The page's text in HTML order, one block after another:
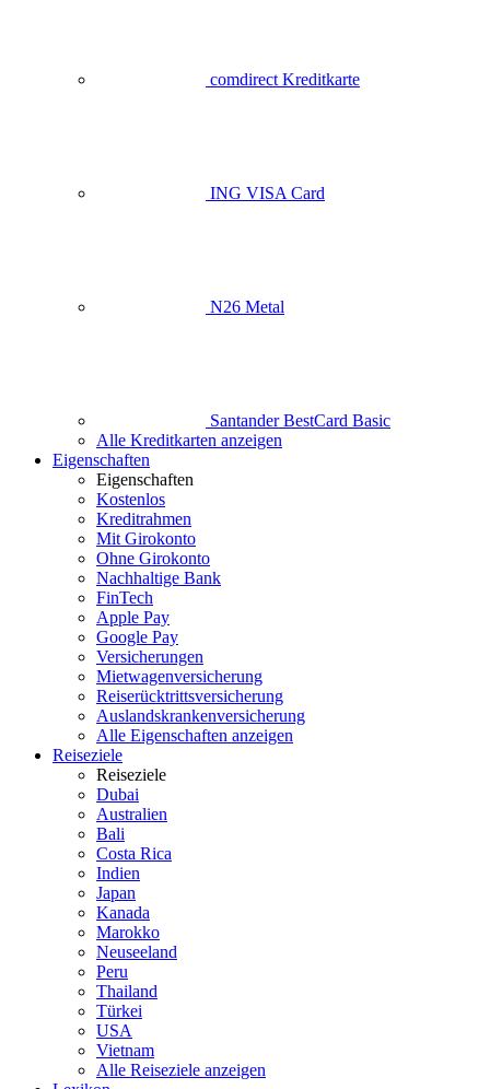
comdirect Kreditkarte
ING VISA Card
N26 Metal
Santander BestCard Basic
Alle Kreditkarten anzeigen
Eigenschaften
Eigenschaften
Kostenlos
Kreditrahmen
Mit Girokonto
Ohne Girokonto
Nachhaltige Bank
FinTech
Apple Pay
Google Pay
Versicherungen
Mietwagenversicherung
Reiserücktrittsversicherung
Auslandskrankenversicherung
Alle Eigenschaften anzeigen
Reiseziele
Reiseziele
Dubai
Australien
Bali
Costa Rica
Indien
Japan
Kanada
Marokko
Neuseeland
Peru
Thailand
Türkei
USA
Vietnam
Alle Reiseziele anzeigen